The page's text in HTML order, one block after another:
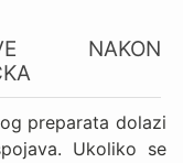
NAKON
preparata dolazi
Ukoliko se